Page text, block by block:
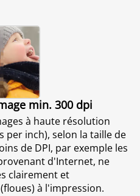
min. 300 dpi
à haute résolution
per inch), selon la taille de
de DPI, par exemple les
d'Internet, ne
clairement et
à l'impression.